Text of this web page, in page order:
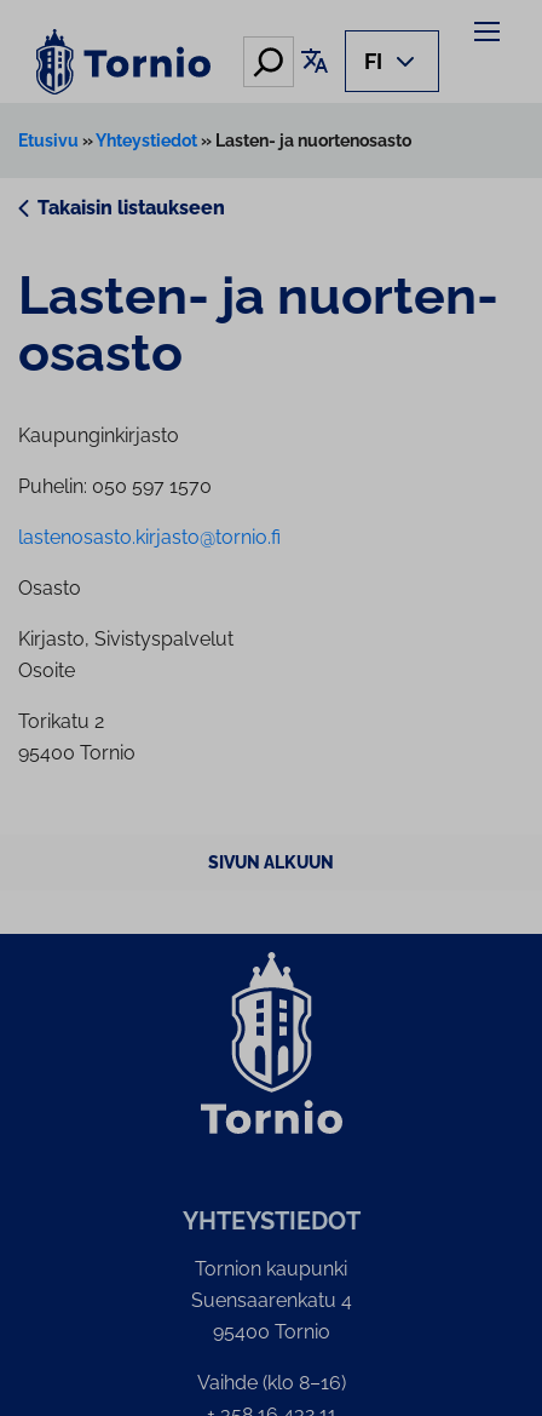
sisältöön
Hae Käännä sivu
FI
Etusivu »Yhteystiedot» Lasten- ja nuortenosasto
Takaisin listaukseen
Lasten- ja nuor­ten­
osas­to
Kaupunginkirjasto
Puhelin: 050 597 1570
lastenosasto.kirjasto@tornio.fi
Osasto
Kirjasto, Sivistyspalvelut
Osoite
Torikatu 2
95400 Tornio
SIVUN ALKUUN
YH­TEYS­TIE­DOT
Tornion kaupunki
Suensaarenkatu 4
95400 Tornio
Vaihde (klo 8–16)